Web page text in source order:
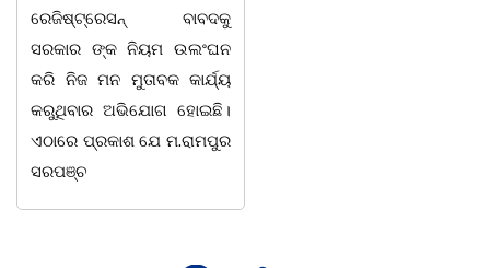
ରେଜିଷ୍ଟ୍ରେସନ୍ ବାବଦକୁ
ସରକାର ଙ୍କ ନିୟମ ଉଲଂଘନ
କରି ନିଜ ମନ ମୁତାବକ କାର୍ଯ୍ୟ
କରୁଥିବାର ଅଭିଯୋଗ ହୋଇଛି।
ଏଠାରେ ପ୍ରକାଶ ଯେ ମ.ରାମପୁର
ସରପଞ୍ଚ